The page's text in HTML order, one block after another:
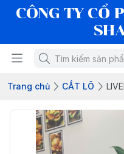
CÔNG TY CỔ
Trang chủ CẮT LÔ